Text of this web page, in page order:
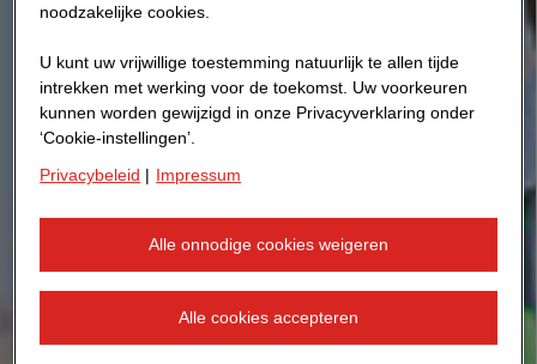
noodzakelijke cookies.
U kunt uw vrijwillige toestemming natuurlijk te allen tijde
intrekken met werking voor de toekomst. Uw voorkeuren
kunnen worden gewijzigd in onze Privacyverklaring onder
‘Cookie-instellingen’.
Privacybeleid | Impressum
Alle onnodige cookies weigeren
Alle cookies accepteren